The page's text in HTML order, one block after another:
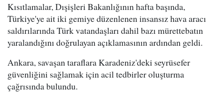
Kısıtlamalar, Dışişleri Bakanlığının hafta başında,
Türkiye'ye ait iki gemiye düzenlenen insansız hava aracı
saldırılarında Türk vatandaşları dahil bazı mürettebatın
yaralandığını doğrulayan açıklamasının ardından geldi.
Ankara, savaşan taraflara Karadeniz'deki seyrüsefer
güvenliğini sağlamak için acil tedbirler oluşturma
çağrısında bulundu.